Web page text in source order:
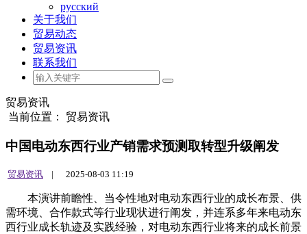
русский
关于我们
贸易动态
贸易资讯
联系我们
贸易资讯
当前位置： 贸易资讯
中国电动东西行业产销需求预测取转型升级阐发
贸易资讯 | 2025-08-03 11:19
本演讲前瞻性、当令性地对电动东西行业的成长布景、供
需环境、合作款式等行业现状进行阐发，并连系多年来电动东
西行业成长轨迹及实践经验，对电动东西行业将来的成长前景